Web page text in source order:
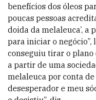
benefícios dos óleos
poucas pessoas
doida da melaleuca’,
para iniciar o
conseguiu tirar o plano
a partir de uma
melaleuca por conta
desesperador e meu